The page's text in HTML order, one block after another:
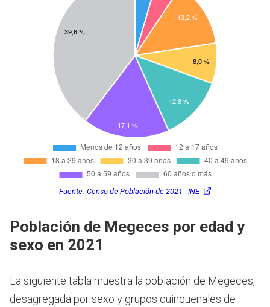
Fuente: Censo de Población de 2021 - INE
Población de Megeces por edad y
sexo en 2021
La siguiente tabla muestra la población de Megeces,
desagregada por sexo y grupos quinquenales de